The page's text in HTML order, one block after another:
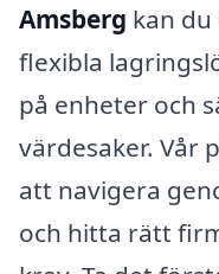
Amsberg kan
flexibla
på enheter och
värdesaker. Vår
att navigera
och hitta rätt